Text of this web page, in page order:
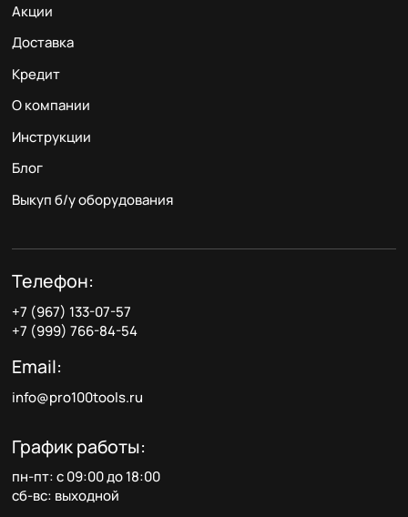
Акции
Доставка
Кредит
О компании
Инструкции
Блог
Выкуп б/у оборудования
Телефон:
+7 (967) 133-07-57
+7 (999) 766-84-54
Email:
info@pro100tools.ru
График работы:
пн-пт: с 09:00 до 18:00
сб-вс: выходной